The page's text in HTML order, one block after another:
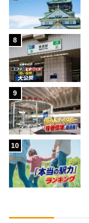
8
9
10